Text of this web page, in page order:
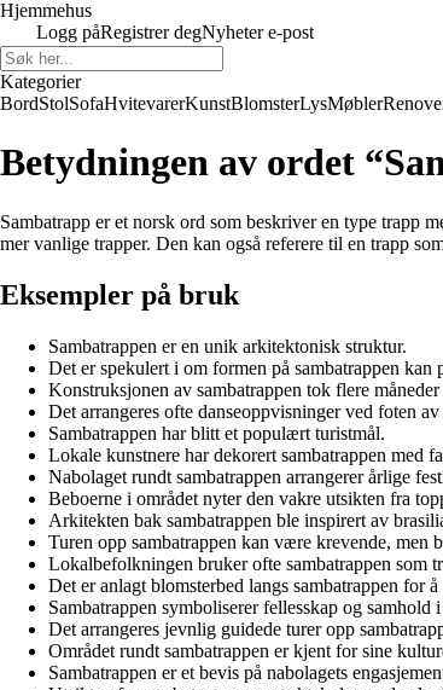
Hjemmehus
Logg påRegistrer degNyheter e-post
Kategorier
BordStolSofaHvitevarerKunstBlomsterLysMøbler
Betydningen av ordet
Sambatrapp er et norsk ord som beskriver en type trapp
mer vanlige trapper. Den kan også referere til en trapp
Eksempler på bruk
Sambatrappen er en unik arkitektonisk struktur.
Det er spekulert i om formen på sambatrappen kan
Konstruksjonen av sambatrappen tok flere
Det arrangeres ofte danseoppvisninger ved foten av
Sambatrappen har blitt et populært turistmål.
Lokale kunstnere har dekorert sambatrappen med
Nabolaget rundt sambatrappen arrangerer årlige
Beboerne i området nyter den vakre utsikten fra
Arkitekten bak sambatrappen ble inspirert av
Turen opp sambatrappen kan være krevende, men
Lokalbefolkningen bruker ofte sambatrappen som
Det er anlagt blomsterbed langs sambatrappen for
Sambatrappen symboliserer fellesskap og samhold
Det arrangeres jevnlig guidede turer opp
Området rundt sambatrappen er kjent for sine
Sambatrappen er et bevis på nabolagets